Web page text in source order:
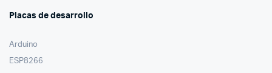
Placas de desarrollo
Arduino
ESP8266